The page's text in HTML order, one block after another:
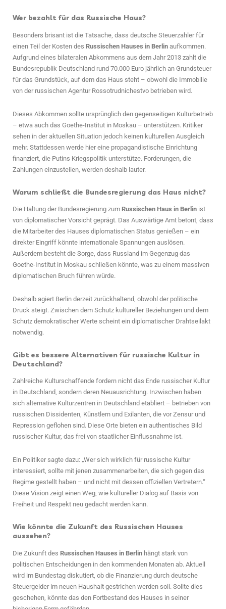
Wer bezahlt für das Russische Haus?
Besonders brisant ist die Tatsache, dass deutsche Steuerzahler für
einen Teil der Kosten des Russischen Hauses in Berlin aufkommen.
Aufgrund eines bilateralen Abkommens aus dem Jahr 2013 zahlt die
Bundesrepublik Deutschland rund 70.000 Euro jährlich an Grundsteuer
für das Grundstück, auf dem das Haus steht – obwohl die Immobilie
von der russischen Agentur Rossotrudnichestvo betrieben wird.
Dieses Abkommen sollte ursprünglich den gegenseitigen Kulturbetrieb
– etwa auch das Goethe-Institut in Moskau – unterstützen. Kritiker
sehen in der aktuellen Situation jedoch keinen kulturellen Ausgleich
mehr. Stattdessen werde hier eine propagandistische Einrichtung
finanziert, die Putins Kriegspolitik unterstütze. Forderungen, die
Zahlungen einzustellen, werden deshalb lauter.
Warum schließt die Bundesregierung das Haus nicht?
Die Haltung der Bundesregierung zum Russischen Haus in Berlin ist
von diplomatischer Vorsicht geprägt. Das Auswärtige Amt betont, dass
die Mitarbeiter des Hauses diplomatischen Status genießen – ein
direkter Eingriff könnte internationale Spannungen auslösen.
Außerdem besteht die Sorge, dass Russland im Gegenzug das
Goethe-Institut in Moskau schließen könnte, was zu einem massiven
diplomatischen Bruch führen würde.
Deshalb agiert Berlin derzeit zurückhaltend, obwohl der politische
Druck steigt. Zwischen dem Schutz kultureller Beziehungen und dem
Schutz demokratischer Werte scheint ein diplomatischer Drahtseilakt
notwendig.
Gibt es bessere Alternativen für russische Kultur in
Deutschland?
Zahlreiche Kulturschaffende fordern nicht das Ende russischer Kultur
in Deutschland, sondern deren Neuausrichtung. Inzwischen haben
sich alternative Kulturzentren in Deutschland etabliert – betrieben von
russischen Dissidenten, Künstlern und Exilanten, die vor Zensur und
Repression geflohen sind. Diese Orte bieten ein authentisches Bild
russischer Kultur, das frei von staatlicher Einflussnahme ist.
Ein Politiker sagte dazu: „Wer sich wirklich für russische Kultur
interessiert, sollte mit jenen zusammenarbeiten, die sich gegen das
Regime gestellt haben – und nicht mit dessen offiziellen Vertretern.“
Diese Vision zeigt einen Weg, wie kultureller Dialog auf Basis von
Freiheit und Respekt neu gedacht werden kann.
Wie könnte die Zukunft des Russischen Hauses
aussehen?
Die Zukunft des Russischen Hauses in Berlin hängt stark von
politischen Entscheidungen in den kommenden Monaten ab. Aktuell
wird im Bundestag diskutiert, ob die Finanzierung durch deutsche
Steuergelder im neuen Haushalt gestrichen werden soll. Sollte dies
geschehen, könnte das den Fortbestand des Hauses in seiner